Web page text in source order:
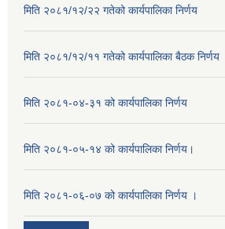
मिति २०८१/१२/२२ गतेको कार्यपालिका निर्णय
मिति २०८१/१२/११ गतेको कार्यपालिका बैठक निर्णय
मिति २०८१-०४-३१ को कार्यपालिका निर्णय
मिति २०८१-०५-१४ को कार्यपालिका निर्णय।
मिति २०८१-०६-०७ को कार्यपालिका निर्णय ।